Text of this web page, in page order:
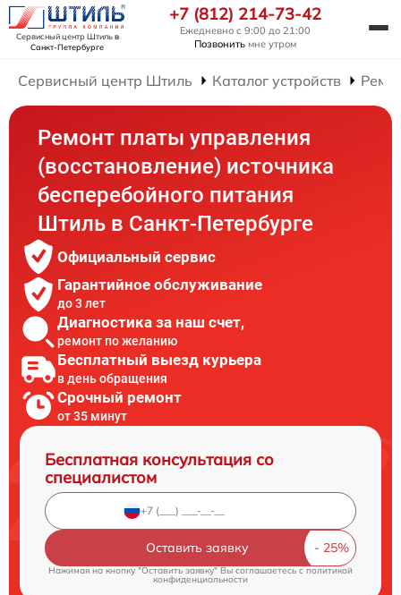
Сервисный центр Штильв
Санкт-Петербурге
+7 (812) 214-73-42
Ежедневно с 9:00 до 21:00
Позвонить мне утром
Сервисный центр Штиль Каталог устройств
Ремонт платы управления
(восстановление) источника
бесперебойного питания
Штиль в Санкт-Петербурге
Официальный сервис
Гарантийное обслуживание
до 3 лет
Диагностика за наш счет,
ремонт по желанию
Бесплатный выезд курьера
в день обращения
Срочный ремонт
от 35 минут
Бесплатная консультация со
специалистом
Оставить заявку
Нажимая на кнопку "Оставить заявку" Вы соглашаетесь cполитикой
конфиденциальности